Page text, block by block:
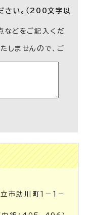
さい。（200文字以
などをご記入くだ
しませんので、ご
市助川町1－1－